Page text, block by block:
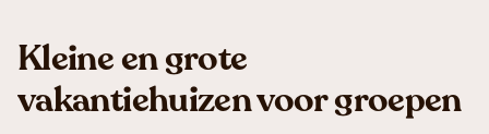
Kleine en grote
vakantiehuizen voor groepen